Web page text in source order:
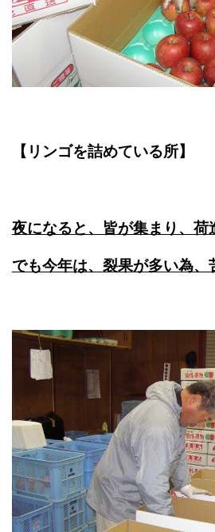
【リンゴを詰めている所】
夜になると、皆が集まり、荷
でも今年は、裂果が多い為、